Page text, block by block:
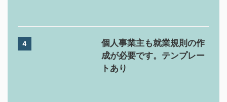
4
個人事業主も就業規則の作
成が必要です。テンプレー
トあり